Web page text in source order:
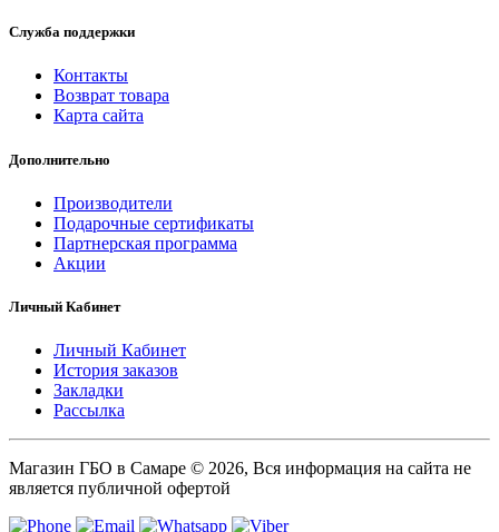
Служба поддержки
Контакты
Возврат товара
Карта сайта
Дополнительно
Производители
Подарочные сертификаты
Партнерская программа
Акции
Личный Кабинет
Личный Кабинет
История заказов
Закладки
Рассылка
Магазин ГБО в Самаре © 2026, Вся информация на сайта не
является публичной офертой